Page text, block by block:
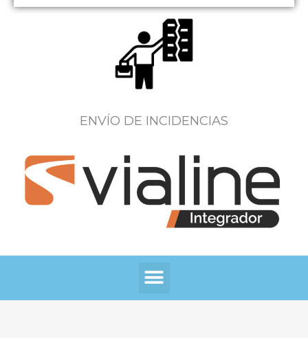
ENVÍO DE INCIDENCIAS
Menú